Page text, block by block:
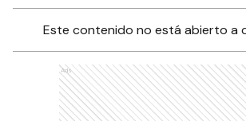
Este contenido no está abierto a
Ads